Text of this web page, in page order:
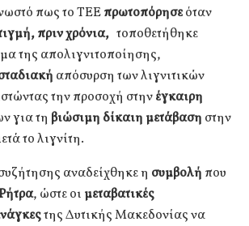
πως το ΤΕΕπρωτοπόρησεόταν
πριν χρόνια, τοποθετήθηκε
της απολιγνιτοποίησης,
απόσυρση των λιγνιτικών
την προσοχή στηνέγκαιρη
για τη βιώσιμη δίκαιη μετάβαση στην
το λιγνίτη.
αναδείχθηκε η συμβολή που
, ώστε οι μεταβατικές
της Δυτικής Μακεδονίας να